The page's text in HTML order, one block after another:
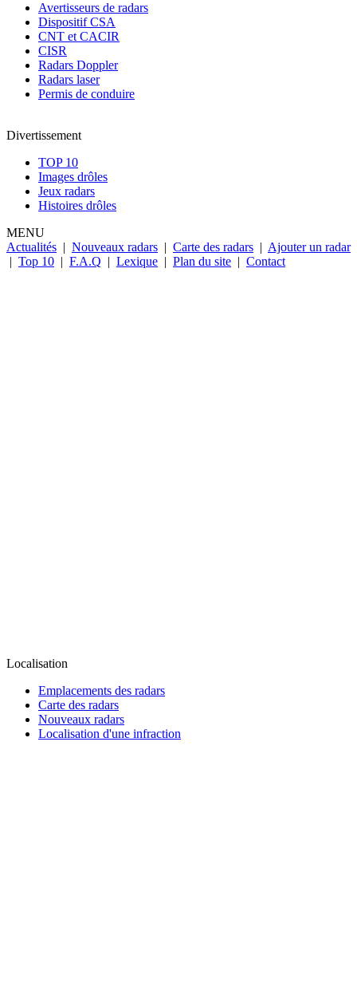
Avertisseurs de radars
Dispositif CSA
CNT et CACIR
CISR
Radars Doppler
Radars laser
Permis de conduire
Divertissement
TOP 10
Images drôles
Jeux radars
Histoires drôles
MENU
Actualités | Nouveaux radars | Carte des radars | Ajouter un radar
| Top 10 | F.A.Q | Lexique | Plan du site | Contact
Localisation
Emplacements des radars
Carte des radars
Nouveaux radars
Localisation d'une infraction